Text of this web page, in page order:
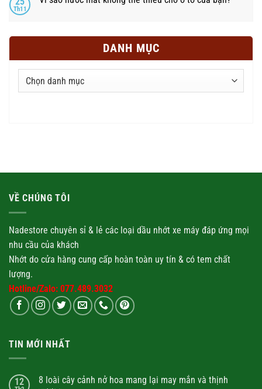
Th11
DANH MỤC
Danh
VỀ CHÚNG TÔI
Nadestore chuyên sỉ & lẻ các loại dầu nhớt xe máy đáp ứng mọi
nhu cầu của khách
Nhớt do cửa hàng cung cấp hoàn toàn uy tín & có tem chất
lượng.
Hotline/Zalo: 077.489.3032
TIN MỚI NHẤT
12
8 loài cây cảnh nở hoa mang lại may mắn và thịnh